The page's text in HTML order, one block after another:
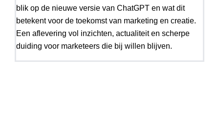
blik op de nieuwe versie van ChatGPT en wat dit
betekent voor de toekomst van marketing en creatie.
Een aflevering vol inzichten, actualiteit en scherpe
duiding voor marketeers die bij willen blijven.